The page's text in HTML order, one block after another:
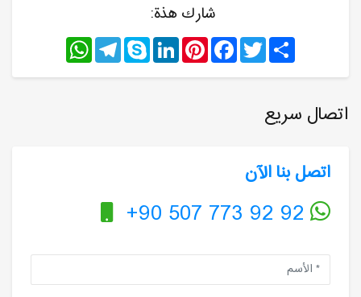
شارك هذة:
Share
Twitter
Facebook
Pinterest
LinkedIn
Skype
Telegram
WhatsApp
اتصال سريع
اتصل بنا الآن
+90 507 773 92 92